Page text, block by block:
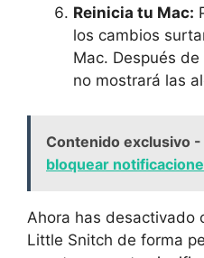
Reinicia tu Mac:
los cambios
Mac. Después
no mostrará las
Contenido exclusivo -
bloquear
Ahora has desactivado
Little Snitch de forma